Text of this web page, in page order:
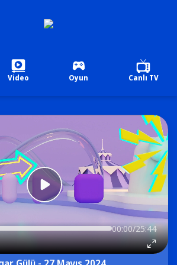
Video Oyun Canlı TV
00:00/25:44